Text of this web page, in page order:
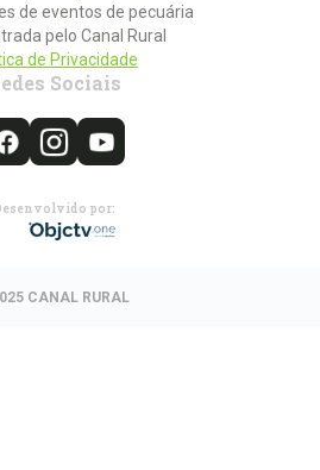
de eventos de pecuária
pelo Canal Rural
de Privacidade
Sociais
por:
CANAL RURAL